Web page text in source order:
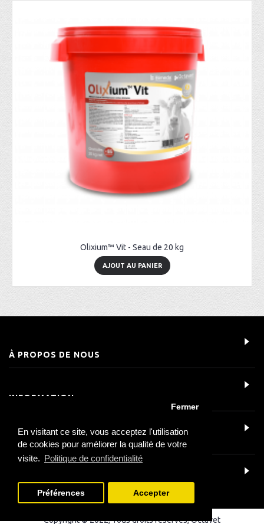
En visitant ce site, vous acceptez l'utilisation
de cookies pour améliorer la qualité de votre
visite. Politique de confidentialité
Fermer
Préférences Accepter
Olixium™ Vit - Seau de 20 kg
AJOUT AU PANIER
À PROPOS DE NOUS
INFORMATION
SERVICE CLIENT
DÉTAILS DU CONTACT
Copyright © 2022, Tous droits réservés, Octavet